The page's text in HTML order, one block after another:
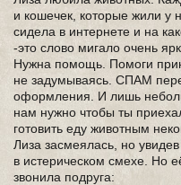
и кошечек, которые жили у
сидела в интернете и на
-это слово мигало очень
Нужна помощь. Помоги
не задумываясь. СПАМ
оформления. И лишь
нам нужно чтобы ты
готовить еду животным
Лиза засмеялась, но
в истерическом смехе. Но
звонила подруга: